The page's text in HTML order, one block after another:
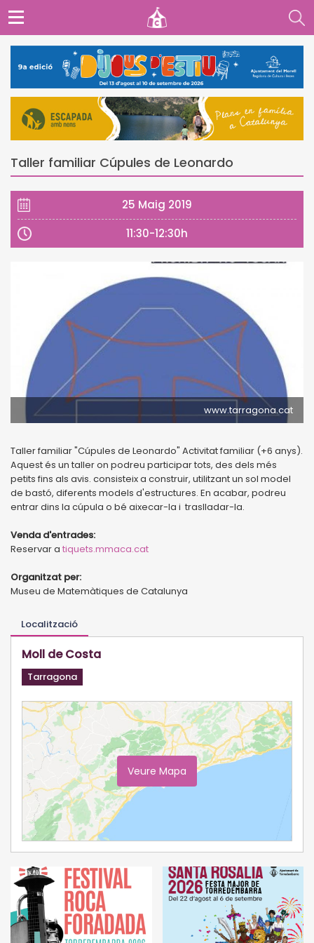
Taller familiar Cúpules de Leonardo
25 Maig 2019
11:30-12:30h
www.tarragona.cat
Taller familiar "Cúpules de Leonardo" Activitat familiar (+6 anys).
Aquest és un taller on podreu participar tots, des dels més
petits fins als avis. consisteix a construir, utilitzant un sol model
de bastó, diferents models d'estructures. En acabar, podreu
entrar dins la cúpula o bé aixecar-la i traslladar-la.
Venda d'entrades:
Reservar a tiquets.mmaca.cat
Organitzat per:
Museu de Matemàtiques de Catalunya
Localització
Moll de Costa
Tarragona
Veure Mapa